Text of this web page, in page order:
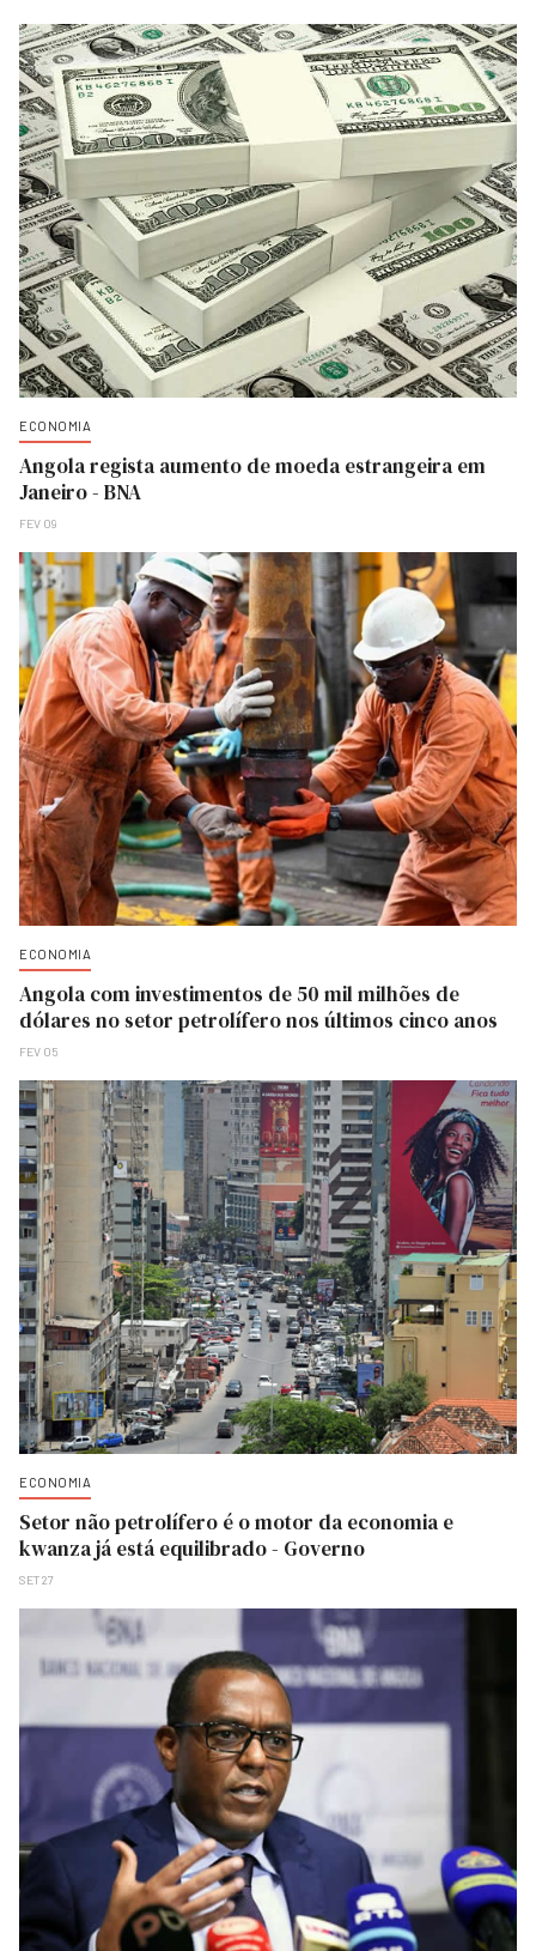
ECONOMIA
Angola regista aumento de moeda estrangeira em
Janeiro - BNA
FEV 09
ECONOMIA
Angola com investimentos de 50 mil milhões de
dólares no setor petrolífero nos últimos cinco anos
FEV 05
ECONOMIA
Setor não petrolífero é o motor da economia e
kwanza já está equilibrado - Governo
SET 27